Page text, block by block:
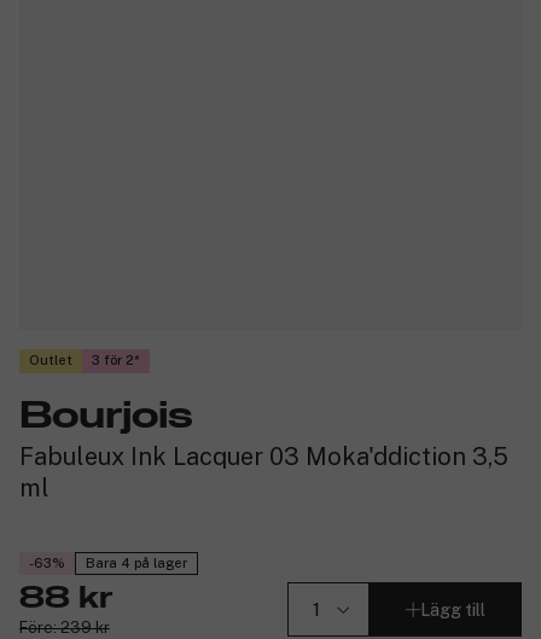
Outlet 3 för 2
Bourjois
Fabuleux Ink Lacquer 03 Moka'ddiction 3,5
ml
-63% Bara 4 på lager
88 kr
Före: 239 kr
Lägg till